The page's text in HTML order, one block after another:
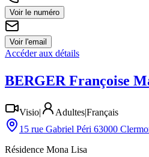
Voir le numéro
Voir l'email
Accéder aux détails
BERGER Françoise
Visio| Adultes|Français
15 rue Gabriel Péri 63000
Résidence Mona Lisa